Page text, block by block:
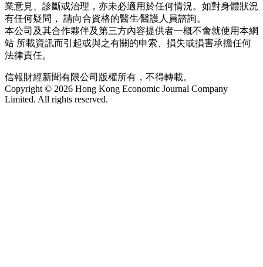
業意見、診斷或治理，亦未必適用於任何情況。如對身體狀況
有任何疑問， 請向合資格的醫生∕醫護人員諮詢。
本公司及其合作夥伴及第三方內容提供者一概不會就使用本網
站 所載資訊而引起或與之有關的申索、損失或損害承擔任何
法律責任。
信報財經新聞有限公司版權所有，不得轉載。
Copyright © 2026 Hong Kong Economic Journal Company
Limited. All rights reserved.